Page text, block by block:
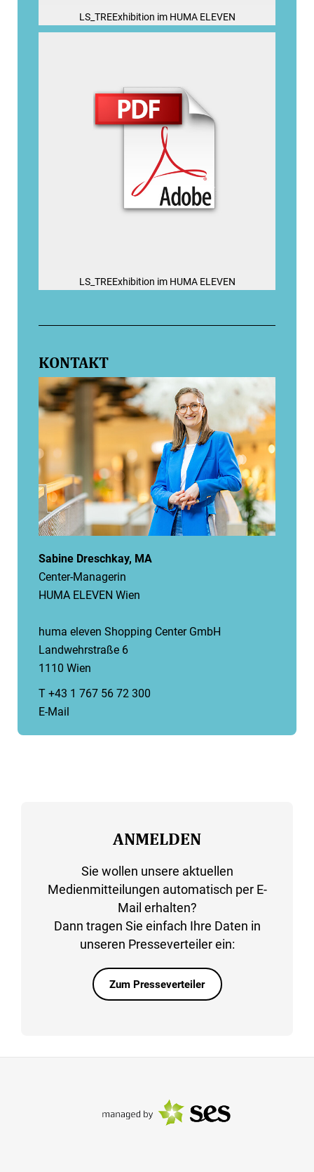
LS_TREExhibition im HUMA ELEVEN
LS_TREExhibition im HUMA ELEVEN
KONTAKT
Sabine Dreschkay, MA
Center-Managerin
HUMA ELEVEN Wien
huma eleven Shopping Center GmbH
Landwehrstraße 6
1110 Wien
T +43 1 767 56 72 300
E-Mail
ANMELDEN
Sie wollen unsere aktuellen
Medienmitteilungen automatisch per E-
Mail erhalten?
Dann tragen Sie einfach Ihre Daten in
unseren Presseverteiler ein:
Zum Presseverteiler